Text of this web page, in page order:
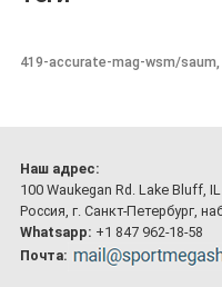
419-accurate-mag-wsm/
Наш адрес:
100 Waukegan Rd. Lake Bluff, IL
Россия, г. Санкт-Петербург,
Whatsapp: +1 847 962-18-58
Почта: